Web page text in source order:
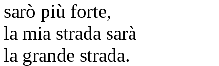
sarò più forte,
la mia strada sarà
la grande strada.